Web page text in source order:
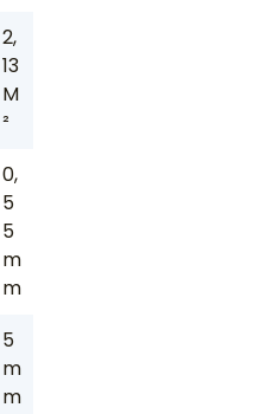
2,
13
M
²
0,
5
5
m
m
5
m
m